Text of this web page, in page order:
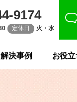
9174
定休日 火・水
解決事例 お役